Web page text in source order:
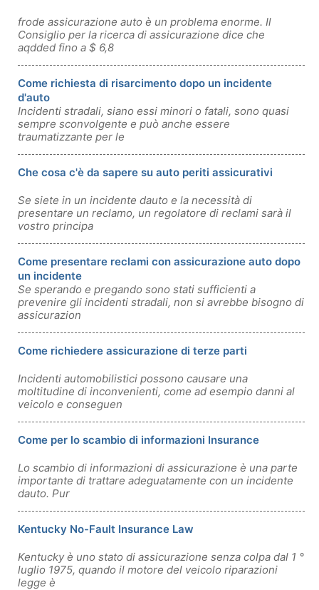
frode assicurazione auto è un problema enorme. Il
Consiglio per la ricerca di assicurazione dice che
aqdded fino a $ 6,8
Come richiesta di risarcimento dopo un incidente
d'auto
Incidenti stradali, siano essi minori o fatali, sono quasi
sempre sconvolgente e può anche essere
traumatizzante per le
Che cosa c'è da sapere su auto periti assicurativi
Se siete in un incidente dauto e la necessità di
presentare un reclamo, un regolatore di reclami sarà il
vostro principa
Come presentare reclami con assicurazione auto dopo
un incidente
Se sperando e pregando sono stati sufficienti a
prevenire gli incidenti stradali, non si avrebbe bisogno di
assicurazion
Come richiedere assicurazione di terze parti
Incidenti automobilistici possono causare una
moltitudine di inconvenienti, come ad esempio danni al
veicolo e conseguen
Come per lo scambio di informazioni Insurance
Lo scambio di informazioni di assicurazione è una parte
importante di trattare adeguatamente con un incidente
dauto. Pur
Kentucky No-Fault Insurance Law
Kentucky è uno stato di assicurazione senza colpa dal 1 °
luglio 1975, quando il motore del veicolo riparazioni
legge è